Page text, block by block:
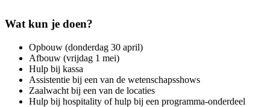
Wat kun je doen?
Opbouw (donderdag 30 april)
Afbouw (vrijdag 1 mei)
Hulp bij kassa
Assistentie bij een van de wetenschapsshows
Zaalwacht bij een van de locaties
Hulp bij hospitality of hulp bij een programma-onderdeel